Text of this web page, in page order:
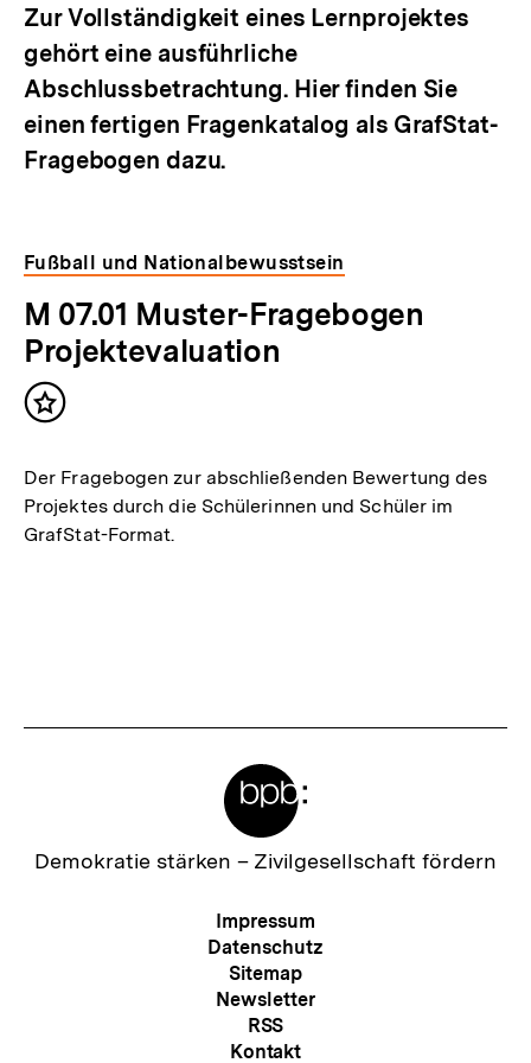
Zur Vollständigkeit eines Lernprojektes
gehört eine ausführliche
Abschlussbetrachtung. Hier finden Sie
einen fertigen Fragenkatalog als GrafStat-
Fragebogen dazu.
Fußball und Nationalbewusstsein
M 07.01 Muster-Fragebogen
Projektevaluation
Inhalt
Der Fragebogen zur abschließenden Bewertung des
Projektes durch die Schülerinnen und Schüler im
GrafStat-Format.
Zur
Demokratie stärken – Zivilgesellschaft fördern
Meta-
Navigation
Impressum
Datenschutz
Sitemap
Newsletter
RSS
Kontakt